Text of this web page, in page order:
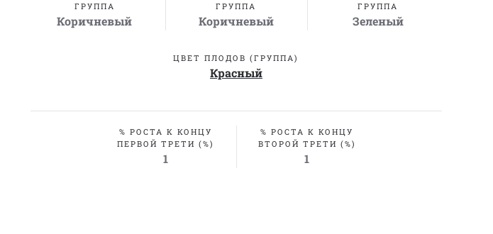
ГРУППА
Коричневый
ГРУППА
Коричневый
ГРУППА
Зеленый
ЦВЕТ ПЛОДОВ (ГРУППА)
Красный
% РОСТА К КОНЦУ
ПЕРВОЙ ТРЕТИ (%)
1
% РОСТА К КОНЦУ
ВТОРОЙ ТРЕТИ (%)
1